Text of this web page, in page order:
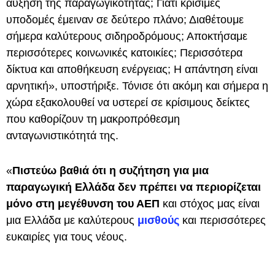
αύξηση της παραγωγικότητας; Γιατί κρίσιμες
υποδομές έμειναν σε δεύτερο πλάνο; Διαθέτουμε
σήμερα καλύτερους σιδηροδρόμους; Αποκτήσαμε
περισσότερες κοινωνικές κατοικίες; Περισσότερα
δίκτυα και αποθήκευση ενέργειας; Η απάντηση είναι
αρνητική», υποστήριξε. Τόνισε ότι ακόμη και σήμερα η
χώρα εξακολουθεί να υστερεί σε κρίσιμους δείκτες
που καθορίζουν τη μακροπρόθεσμη
ανταγωνιστικότητά της.
«Πιστεύω βαθιά ότι η συζήτηση για μια
παραγωγική Ελλάδα δεν πρέπει να περιορίζεται
μόνο στη μεγέθυνση του ΑΕΠ και στόχος μας είναι
μια Ελλάδα με καλύτερους μισθούς και περισσότερες
ευκαιρίες για τους νέους.